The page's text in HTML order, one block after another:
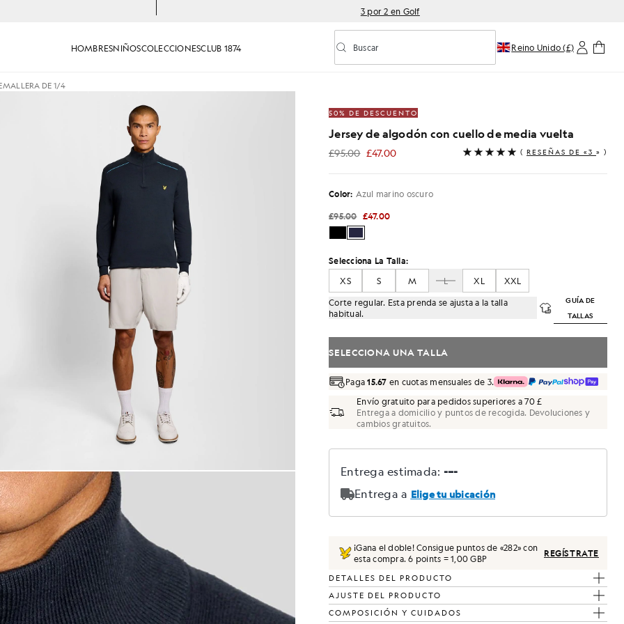
3 por 2 en Golf
HOMBRESNIÑOSCOLECCIONESCLUB 1874 Activar/desactivar la búsqueda predictiva
Buscar Reino Unido (£)
DE 1/4
con cremallera de 1/4 y puños de algodón en azul marino oscuro
50% DE DESCUENTO
Jersey de algodón con cuello de media vuelta
£95.00 £47.00
£47.00 ( RESEÑAS DE «3 » )
Color: Azul marino oscuro
£95.00 £47.00
Selecciona La Talla:
XS
S M L XL
XXL
Corte regular. Esta prenda se ajusta a la talla
habitual.
GUÍA DE
TALLAS
SELECCIONA UNA TALLA
Paga15.67 en cuotas mensuales de 3.
Envío gratuito para pedidos superiores a 70 £
Entrega a domicilio y puntos de recogida. Devoluciones y
cambios gratuitos.
¡Gana el doble! Consigue puntos de «282» con
esta compra.6 points = 1,00 GBP REGÍSTRATE
DETALLES DEL PRODUCTO
AJUSTE DEL PRODUCTO
COMPOSICIÓN Y CUIDADOS